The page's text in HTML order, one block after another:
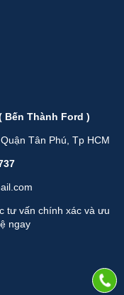
Bến Thành Ford )
Tân Phú, Tp HCM
tư vấn chính xác và ưu
ngay